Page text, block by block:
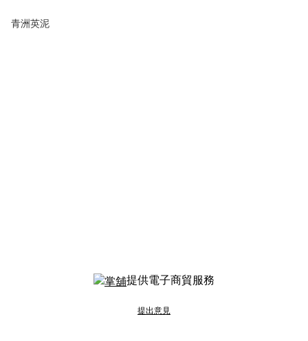
青洲英泥
提供電子商貿服務
提出意見